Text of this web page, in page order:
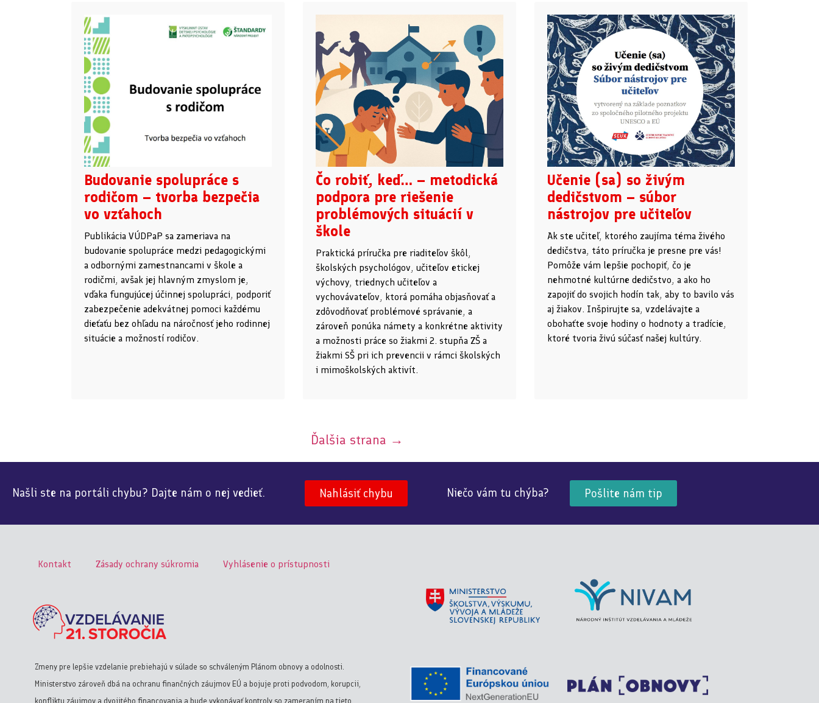
Budovanie spolupráce s
rodičom – tvorba bezpečia
vo vzťahoch
Publikácia VÚDPaP sa zameriava na
budovanie spolupráce medzi pedagogickými
a odbornými zamestnancami v škole a
rodičmi, avšak jej hlavným zmyslom je,
vďaka fungujúcej účinnej spolupráci, podporiť
zabezpečenie adekvátnej pomoci každému
dieťaťu bez ohľadu na náročnosť jeho rodinnej
situácie a možností rodičov.
Čo robiť, keď… – metodická
podpora pre riešenie
problémových situácií v
škole
Praktická príručka pre riaditeľov škôl,
školských psychológov, učiteľov etickej
výchovy, triednych učiteľov a
vychovávateľov, ktorá pomáha objasňovať a
zdôvodňovať problémové správanie, a
zároveň ponúka námety a konkrétne aktivity
a možnosti práce so žiakmi 2. stupňa ZŠ a
žiakmi SŠ pri ich prevencii v rámci školských
i mimoškolských aktivít.
Učenie (sa) so živým
dedičstvom – súbor
nástrojov pre učiteľov
Ak ste učiteľ, ktorého zaujíma téma živého
dedičstva, táto príručka je presne pre vás!
Pomôže vám lepšie pochopiť, čo je
nehmotné kultúrne dedičstvo, a ako ho
zapojiť do svojich hodín tak, aby to bavilo vás
aj žiakov. Inšpirujte sa, vzdelávajte a
obohaťte svoje hodiny o hodnoty a tradície,
ktoré tvoria živú súčasť našej kultúry.
Ďalšia strana →
Našli ste na portáli chybu? Dajte nám o nej vedieť. Nahlásiť chybu Niečo vám tu chýba? Pošlite nám tip
Kontakt Zásady ochrany súkromia Vyhlásenie o prístupnosti
Zmeny pre lepšie vzdelanie prebiehajú v súlade so schváleným Plánom obnovy a odolnosti.
Ministerstvo zároveň dbá na ochranu finančných záujmov EÚ a bojuje proti podvodom, korupcii,
konfliktu záujmov a dvojitého financovania a bude vykonávať kontroly so zameraním na tieto